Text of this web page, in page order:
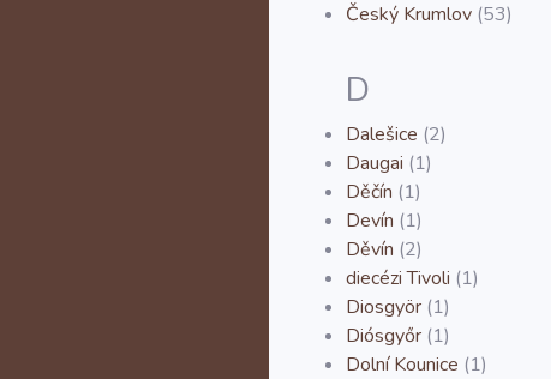
Český Krumlov (53)
D
Dalešice (2)
Daugai (1)
Děčín (1)
Devín (1)
Děvín (2)
diecézi Tivoli (1)
Diosgyör (1)
Diósgyőr (1)
Dolní Kounice (1)